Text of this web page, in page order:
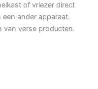
of vriezer direct
ander apparaat.
van verse producten.